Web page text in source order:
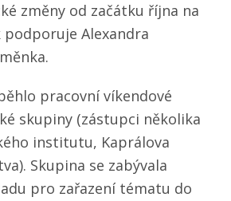
změny od začátku října na
podporuje Alexandra
pracovní víkendové
skupiny (zástupci několika
institutu, Kaprálova
Skupina se zabývala
pro zařazení tématu do